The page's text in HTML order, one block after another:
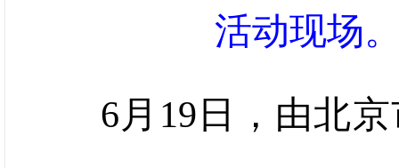
活动现场
6月19日，由北京